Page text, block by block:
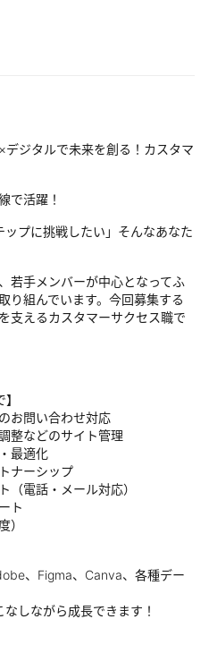
デジタルで未来を創る！カスタマ
で活躍！
ップに挑戦したい」そんなあなた
若手メンバーが中心となってふ
り組んでいます。今回募集する
支えるカスタマーサクセス職で
お問い合わせ対応
整などのサイト管理
最適化
ナーシップ
（電話・メール対応）
ト
）
、Figma、Canva、各種デー
しながら成長できます！